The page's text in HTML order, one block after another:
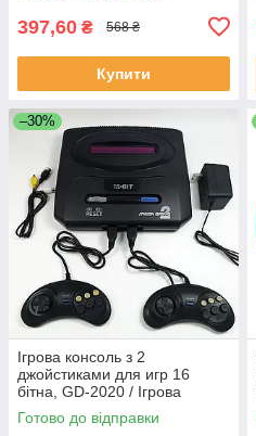
397,60 ₴ 568 ₴
Купити
–30%
Ігрова консоль з 2
джойстиками для игр 16
бітна, GD-2020 / Ігрова
приставка / Ігрова ретро
приставка
Готово до відправки